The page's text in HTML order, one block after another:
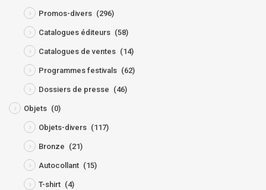
Promos-divers (296)
Catalogues éditeurs (58)
Catalogues de ventes (14)
Programmes festivals (62)
Dossiers de presse (46)
Objets (0)
Objets-divers (117)
Bronze (21)
Autocollant (15)
T-shirt (4)